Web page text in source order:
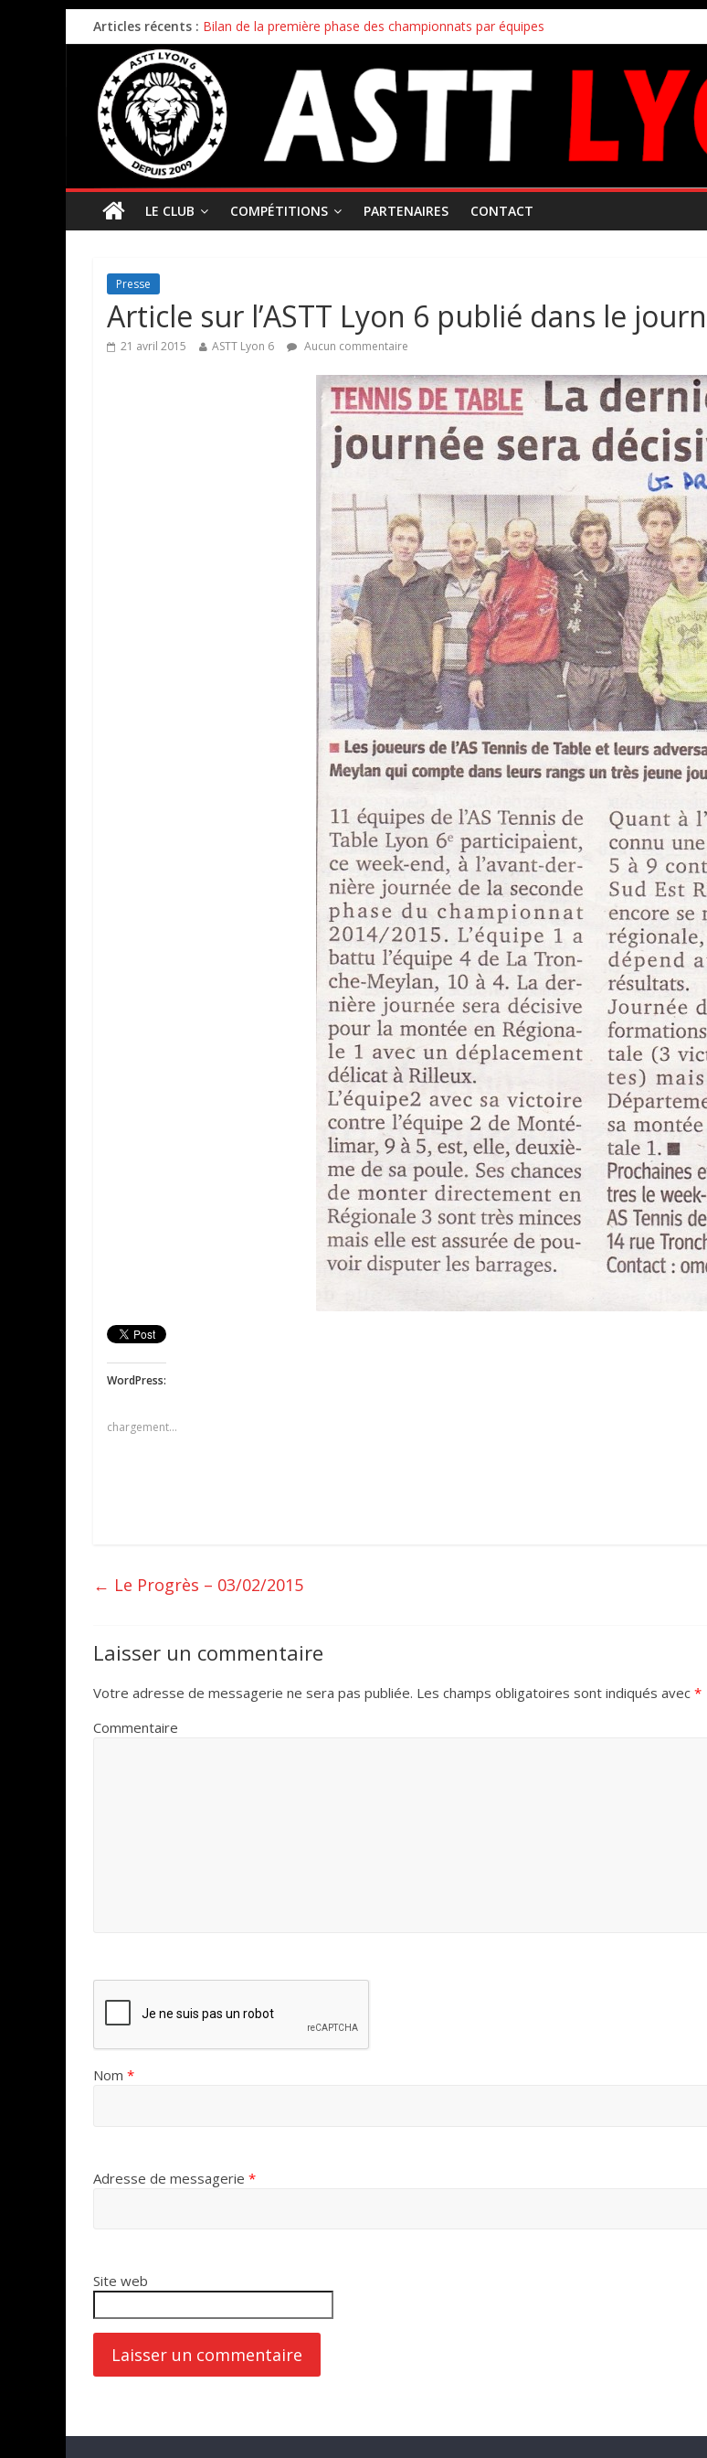
Articles récents : Bilan de la première phase des championnats par équipes
Bilan de fin de saison pour nos équipes
Inscriptions 2026/2027 – c’est parti !
Stage enfants été 2026 – ouvertures inscriptions aux joueurs non licenciés au club
Championnat par équipes – 21/22 Mars 2026
LE CLUB COMPÉTITIONS PARTENAIRES CONTACT
Presse
Article sur l’ASTT Lyon 6 publié dans le
21 avril 2015 ASTT Lyon 6 Aucun commentaire
WordPress:
chargement…
← Le Progrès – 03/02/2015
Laisser un commentaire
Votre adresse de messagerie ne sera pas publiée. Les champs obligatoires sont indiqués avec *
Commentaire
Nom *
Adresse de messagerie *
Site web